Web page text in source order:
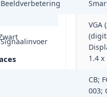
Beeldverbetering
Signaalinvoer
VGA
1.4 x
CB;
003;